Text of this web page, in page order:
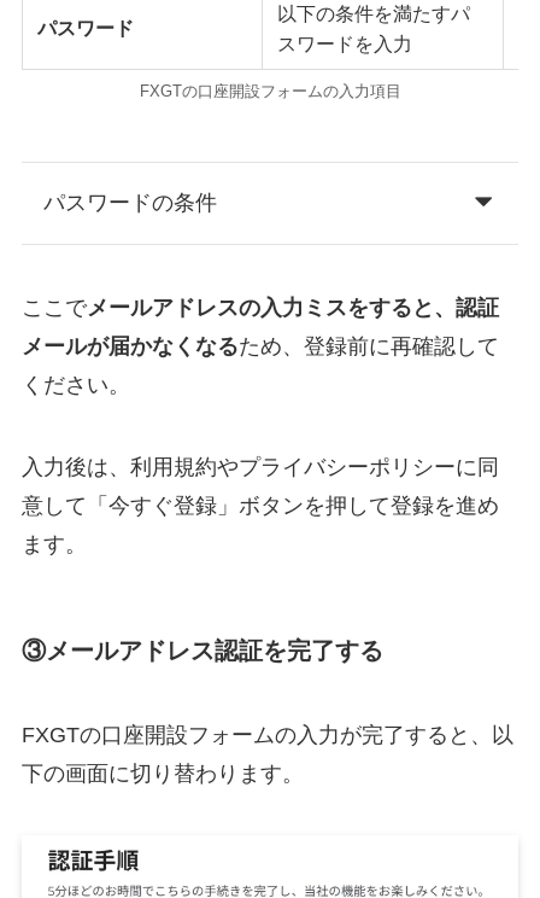
パスワード
以下の条件を満たすパ
スワードを入力
FXGTの口座開設フォームの入力項目
パスワードの条件
ここでメールアドレスの入力ミスをすると、認証
メールが届かなくなるため、登録前に再確認して
ください。
入力後は、利用規約やプライバシーポリシーに同
意して「今すぐ登録」ボタンを押して登録を進め
ます。
③メールアドレス認証を完了する
FXGTの口座開設フォームの入力が完了すると、以
下の画面に切り替わります。